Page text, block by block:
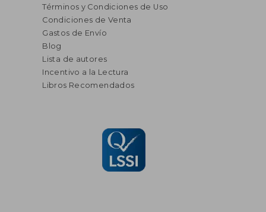
Términos y Condiciones de Uso
Condiciones de Venta
Gastos de Envío
Blog
Lista de autores
Incentivo a la Lectura
Libros Recomendados